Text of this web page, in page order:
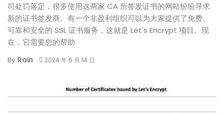
司处罚落定，很多使用这两家 CA 所签发证书的网站纷纷寻求
新的证书签发商。有一个非盈利组织可以为大家提供了免费、
可靠和安全的 SSL 证书服务，这就是 Let's Encrypt 项目。现
在，它需要您的帮助
By Rain 2024 年 6 月 14 日